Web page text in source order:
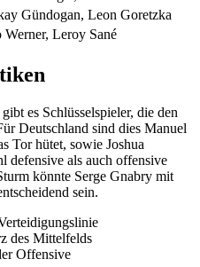
Gündogan, Leon Goretzka
Werner, Leroy Sané
es Schlüsselspieler, die den
Deutschland sind dies Manuel
Tor hütet, sowie Joshua
als auch offensive
könnte Serge Gnabry mit
sein.
des Mittelfelds
Offensive